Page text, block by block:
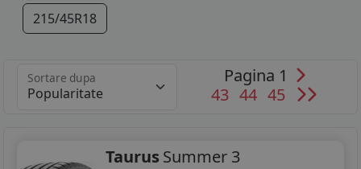
215/45R18
Sortare dupa
Pagina 1
43 44 45
Taurus Summer 3